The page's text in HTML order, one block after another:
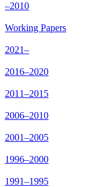
–2010
Working Papers
2021–
2016–2020
2011–2015
2006–2010
2001–2005
1996–2000
1991–1995